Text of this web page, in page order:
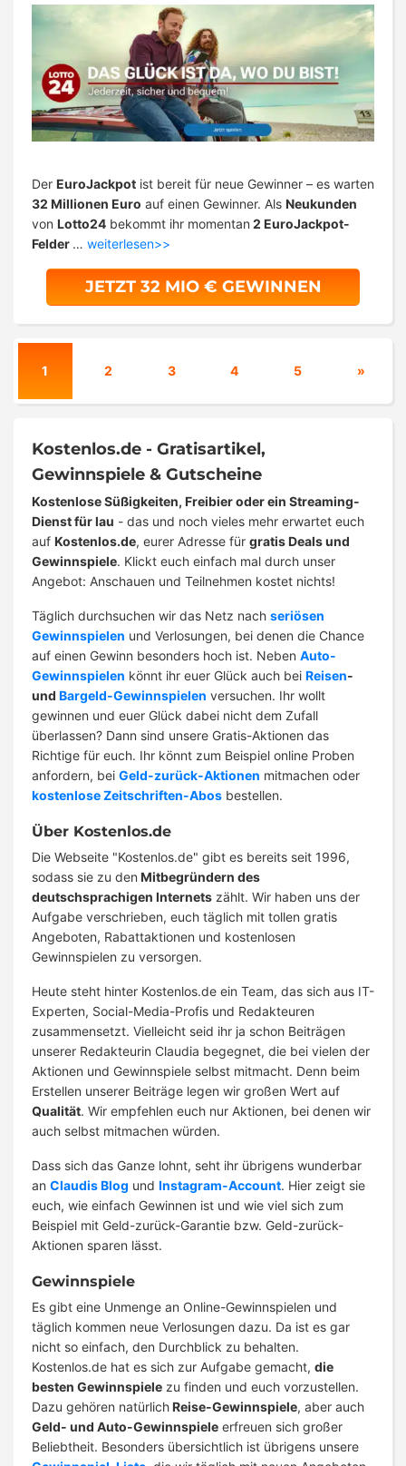
Der EuroJackpot ist bereit für neue Gewinner – es warten
32 Millionen Euro auf einen Gewinner. Als Neukunden
von Lotto24 bekommt ihr momentan 2 EuroJackpot-
Felder … weiterlesen>>
JETZT 32 MIO € GEWINNEN
1 2 3 4 5 »
Kostenlos.de - Gratisartikel,
Gewinnspiele & Gutscheine
Kostenlose Süßigkeiten, Freibier oder ein Streaming-
Dienst für lau - das und noch vieles mehr erwartet euch
auf Kostenlos.de, eurer Adresse für gratis Deals und
Gewinnspiele. Klickt euch einfach mal durch unser
Angebot: Anschauen und Teilnehmen kostet nichts!
Täglich durchsuchen wir das Netz nach seriösen
Gewinnspielen und Verlosungen, bei denen die Chance
auf einen Gewinn besonders hoch ist. Neben Auto-
Gewinnspielen könnt ihr euer Glück auch bei Reisen-
und Bargeld-Gewinnspielen versuchen. Ihr wollt
gewinnen und euer Glück dabei nicht dem Zufall
überlassen? Dann sind unsere Gratis-Aktionen das
Richtige für euch. Ihr könnt zum Beispiel online Proben
anfordern, bei Geld-zurück-Aktionen mitmachen oder
kostenlose Zeitschriften-Abos bestellen.
Über Kostenlos.de
Die Webseite "Kostenlos.de" gibt es bereits seit 1996,
sodass sie zu den Mitbegründern des
deutschsprachigen Internets zählt. Wir haben uns der
Aufgabe verschrieben, euch täglich mit tollen gratis
Angeboten, Rabattaktionen und kostenlosen
Gewinnspielen zu versorgen.
Heute steht hinter Kostenlos.de ein Team, das sich aus IT-
Experten, Social-Media-Profis und Redakteuren
zusammensetzt. Vielleicht seid ihr ja schon Beiträgen
unserer Redakteurin Claudia begegnet, die bei vielen der
Aktionen und Gewinnspiele selbst mitmacht. Denn beim
Erstellen unserer Beiträge legen wir großen Wert auf
Qualität. Wir empfehlen euch nur Aktionen, bei denen wir
auch selbst mitmachen würden.
Dass sich das Ganze lohnt, seht ihr übrigens wunderbar
an Claudis Blog und Instagram-Account. Hier zeigt sie
euch, wie einfach Gewinnen ist und wie viel sich zum
Beispiel mit Geld-zurück-Garantie bzw. Geld-zurück-
Aktionen sparen lässt.
Gewinnspiele
Es gibt eine Unmenge an Online-Gewinnspielen und
täglich kommen neue Verlosungen dazu. Da ist es gar
nicht so einfach, den Durchblick zu behalten.
Kostenlos.de hat es sich zur Aufgabe gemacht, die
besten Gewinnspiele zu finden und euch vorzustellen.
Dazu gehören natürlichReise-Gewinnspiele, aber auch
Geld- und Auto-Gewinnspiele erfreuen sich großer
Beliebtheit. Besonders übersichtlich ist übrigens unsere